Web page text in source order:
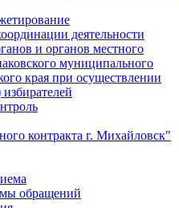
деятельности
и органов местного
муниципального
края при осуществлении
контракта г. Михайловск"
обращений